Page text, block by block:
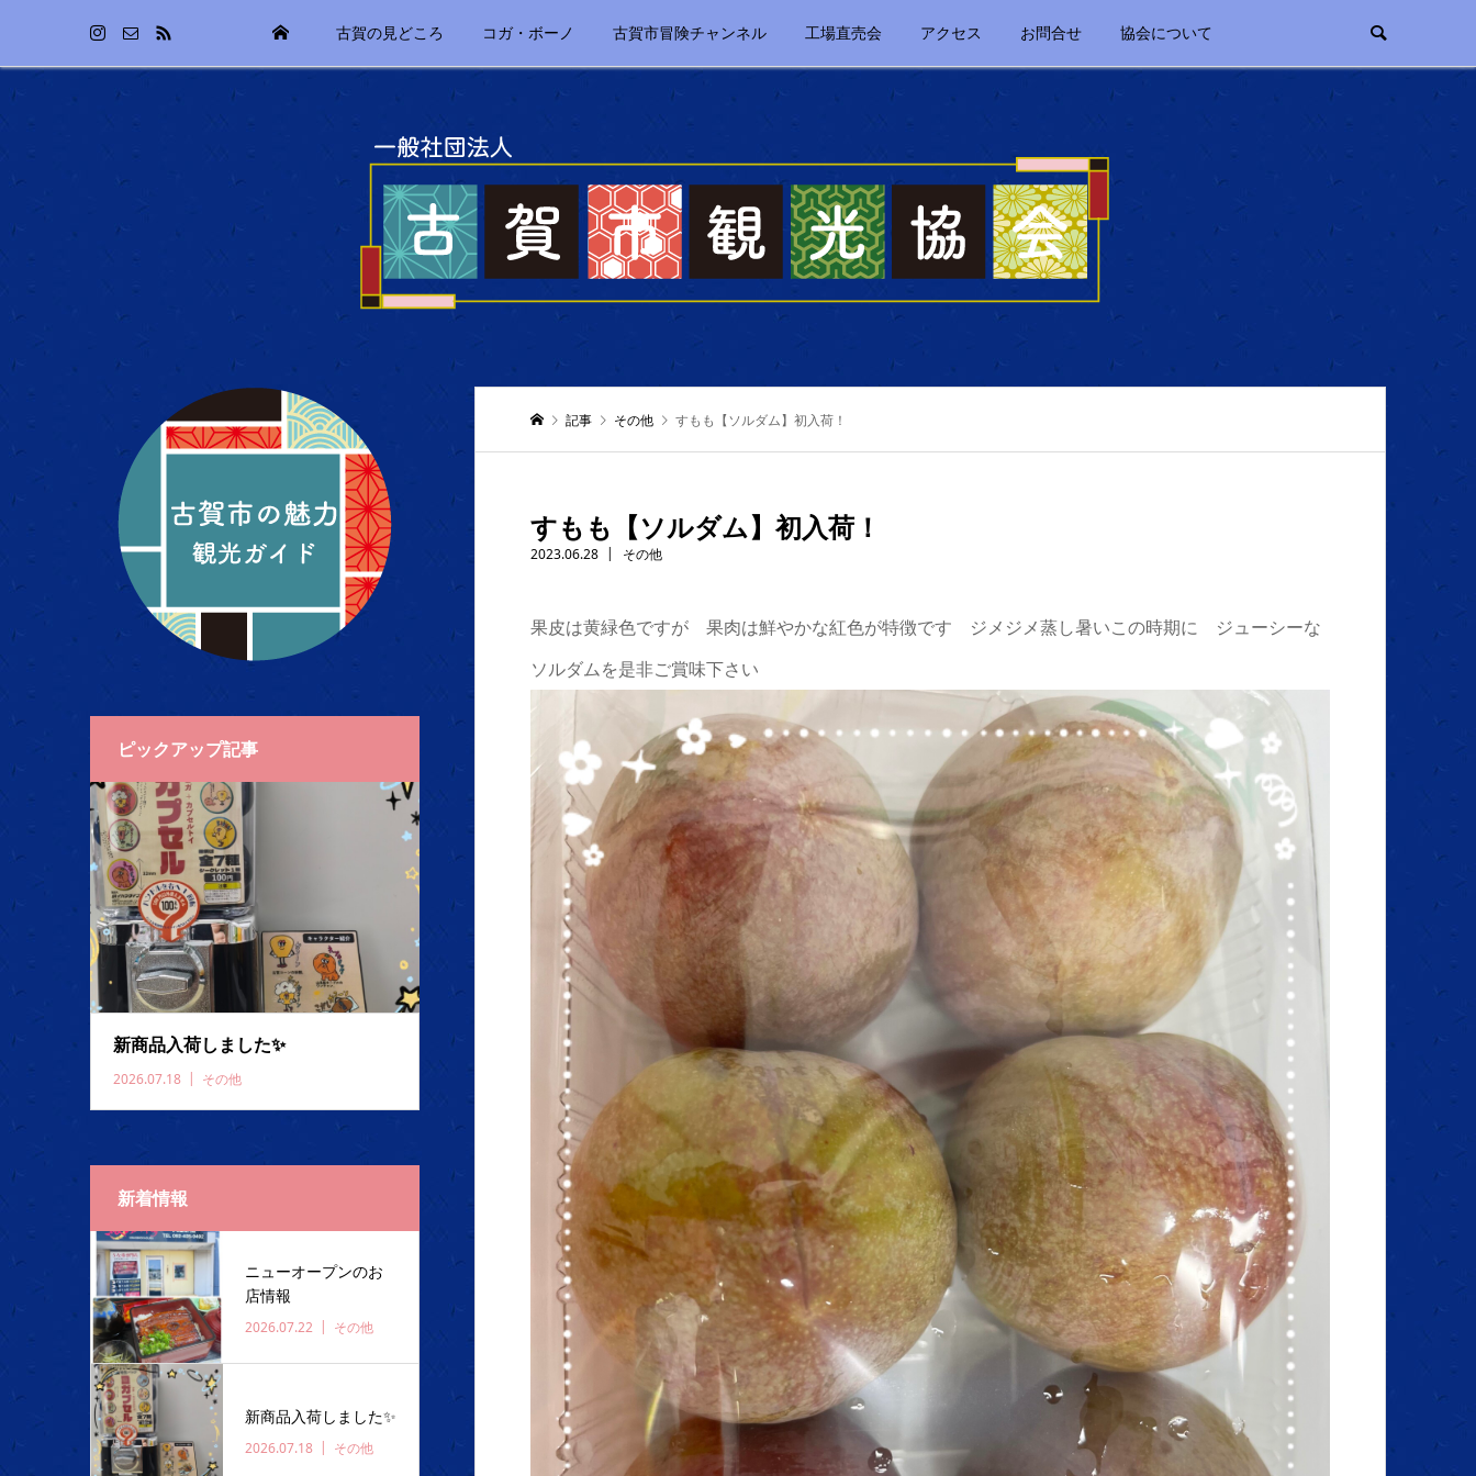
古賀の見どころ コガ・ボーノ 古賀市冒険チャンネル 工場直売会 アクセス お問合せ 協会について
記事 その他 すもも【ソルダム】初入荷！
すもも【ソルダム】初入荷！
2023.06.28 その他
果皮は黄緑色ですが 果肉は鮮やかな紅色が特徴です ジメジメ蒸し暑いこの時期に ジューシーな
ソルダムを是非ご賞味下さい
ピックアップ記事
新商品入荷しました✨️
2026.07.18 その他
新着情報
ニューオープンのお
店情報
2026.07.22 その他
新商品入荷しました✨️
2026.07.18 その他